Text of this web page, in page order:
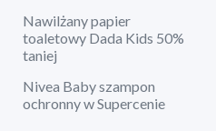
Nawilżany papier
toaletowy Dada Kids 50%
taniej
Nivea Baby szampon
ochronny w Supercenie